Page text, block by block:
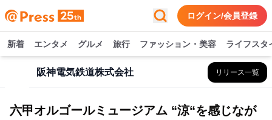
ログイン/会員登録
新着 エンタメ グルメ 旅行 ファッション・美容 ライフスタ
阪神電気鉄道株式会社 リリース一覧
六甲オルゴールミュージアム “涼“を感じなが